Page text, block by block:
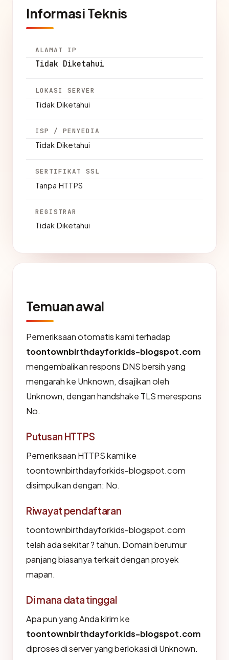
Informasi Teknis
ALAMAT IP
Tidak Diketahui
LOKASI SERVER
Tidak Diketahui
ISP / PENYEDIA
Tidak Diketahui
SERTIFIKAT SSL
Tanpa HTTPS
REGISTRAR
Tidak Diketahui
Temuan awal
Pemeriksaan otomatis kami terhadap
toontownbirthdayforkids-blogspot.com
mengembalikan respons DNS bersih yang
mengarah ke Unknown, disajikan oleh
Unknown, dengan handshake TLS merespons
No.
Putusan HTTPS
Pemeriksaan HTTPS kami ke
toontownbirthdayforkids-blogspot.com
disimpulkan dengan: No.
Riwayat pendaftaran
toontownbirthdayforkids-blogspot.com
telah ada sekitar ? tahun. Domain berumur
panjang biasanya terkait dengan proyek
mapan.
Di mana data tinggal
Apa pun yang Anda kirim ke
toontownbirthdayforkids-blogspot.com
diproses di server yang berlokasi di Unknown.